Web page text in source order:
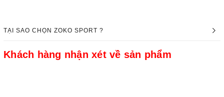
TẠI SAO CHỌN ZOKO SPORT ?
Khách hàng nhận xét về sản phẩm